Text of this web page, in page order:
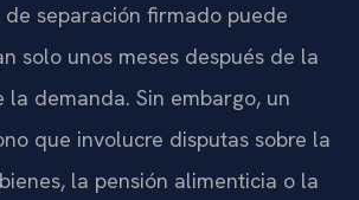
separación firmado puede
solo unos meses después de la
la demanda. Sin embargo, un
que involucre disputas sobre la
la pensión alimenticia o la